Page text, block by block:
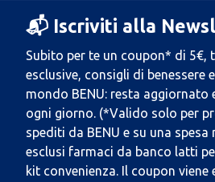
📬 Iscriviti alla
Subito per te un coupon* di 5€,
esclusive, consigli di benessere
mondo BENU: resta aggiornato
ogni giorno. (*Valido solo per
spediti da BENU e su una
esclusi farmaci da banco latti
kit convenienza. Il coupon